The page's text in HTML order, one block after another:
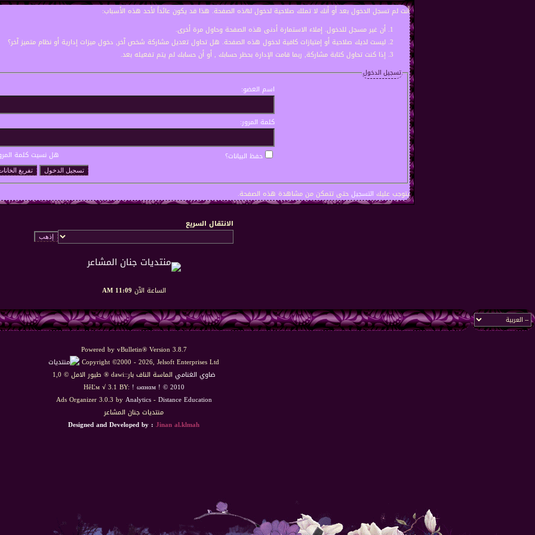
أنت لم تسجل الدخول بعد أو أنك لا تملك صلاحية لدخول لهذه الصفحة. هذا قد يكون عائداً لأحد هذه الأسباب:
أن غير مسجل للدخول. إملاء الاستمارة أدنى هذه الصفحة وحاول مرة أخرى.
ليست لديك صلاحية أو إمتيازات كافية لدخول هذه الصفحة. هل تحاول تعديل مشاركة شخص آخر, دخول ميزات إدارية أو نظام متميز آخر؟
إذا كنت تحاول كتابة مشاركة, ربما قامت الإدارة بحظر حسابك , أو أن حسابك لم يتم تفعيله بعد.
تسجيل الدخول
اسم العضو:
كلمة المرور:
هل نسيت كلمة حفظ البيانات؟
يتوجب عليك التسجيلحتى تتمكن من مشاهدة هذه الصفحة.
الانتقال السريع
الساعة الآن 11:09 AM
Powered by vBulletin® Version 3.8.7
Copyright ©2000 - 2026, Jelsoft Enterprises Ltd
ضاوي الغنامي الماسة الناف بار::dawi ® طيور الامل © 1,0
HêĽм √ 3.1 BY: ! ωαнαм ! © 2010
Ads Organizer 3.0.3 byAnalytics-Distance Education
منتديات جنان المشاعر
Designed and Developed by : Jinan al.klmah